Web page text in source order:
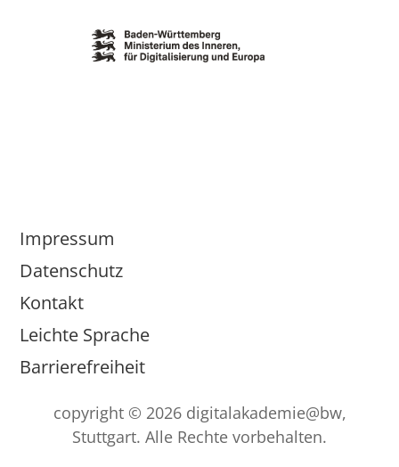
Impressum
Datenschutz
Kontakt
Leichte Sprache
Barrierefreiheit
copyright © 2026 digitalakademie@bw,
Stuttgart. Alle Rechte vorbehalten.